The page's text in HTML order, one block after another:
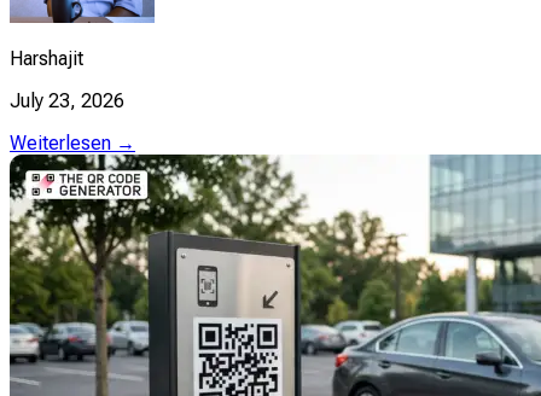
Harshajit
July 23, 2026
Weiterlesen →